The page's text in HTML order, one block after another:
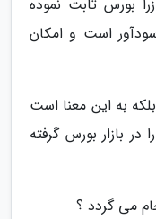
بورس ثابت نموده
است و امکان
به این معنا است
بازار بورس گرفته
می گردد ؟